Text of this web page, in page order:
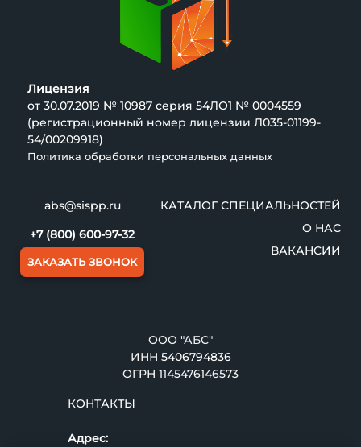
Лицензия
от 30.07.2019 № 10987 серия 54ЛО1 № 0004559
(регистрационный номер лицензии Л035-01199-
54/00209918)
Политика обработки персональных данных
КАТАЛОГ СПЕЦИАЛЬНОСТЕЙ
О НАС
ВАКАНСИИ
ООО "АБС"
ИНН 5406794836
ОГРН 1145476146573
КОНТАКТЫ
Адрес:
abs@sispp.ru
+7 (800) 600-97-32
ЗАКАЗАТЬ ЗВОНОК